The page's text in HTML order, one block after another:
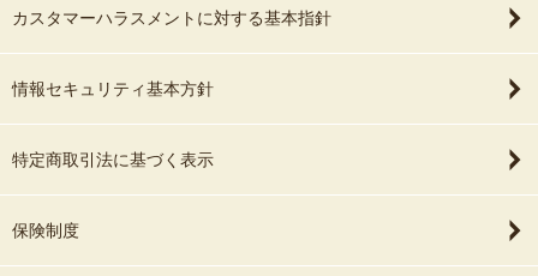
━━━━━━━━━━
中山寺でのお宮参り撮影の雰囲気はこちらからご覧いただけます。
https://youtu.be/Yr88hwekxB4
━━━━━━━━━━
カスタマーハラスメントに対する基本指針
情報セキュリティ基本方針
特定商取引法に基づく表示
保険制度